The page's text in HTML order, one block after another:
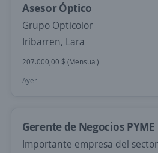
Asesor Óptico
Grupo Opticolor
Iribarren, Lara
207.000,00 $ (Mensual)
Ayer
Gerente de Negocios PYME
Importante empresa del